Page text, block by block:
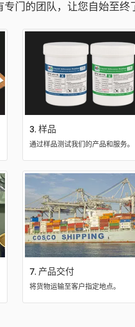
门的团队，让您自始至终
3. 样品
通过样品测试我们的产品和服务。
7. 产品交付
将货物运输至客户指定地点。